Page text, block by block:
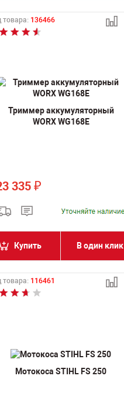
товара: 136466
Триммер аккумуляторный
WORX WG168E
335 ₽
Купить В один клик
товара: 116461
Мотокоса STIHL FS 250